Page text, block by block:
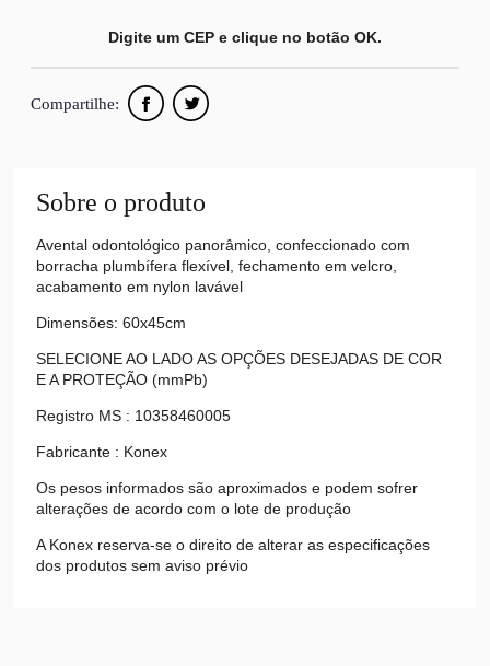
Sobre o produto
Avental odontológico panorâmico, confeccionado com
borracha plumbífera flexível, fechamento em velcro,
acabamento em nylon lavável
Dimensões: 60x45cm
SELECIONE AO LADO AS OPÇÕES DESEJADAS DE COR
E A PROTEÇÃO (mmPb)
Registro MS : 10358460005
Fabricante : Konex
Os pesos informados são aproximados e podem sofrer
alterações de acordo com o lote de produção
A Konex reserva-se o direito de alterar as especificações
dos produtos sem aviso prévio
Digite um CEP e clique no botão OK.
Compartilhe: